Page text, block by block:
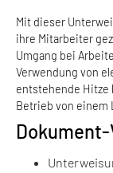
Mit dieser
ihre Mitarbeiter
Umgang bei
Verwendung von
entstehende Hitze
Betrieb von einem